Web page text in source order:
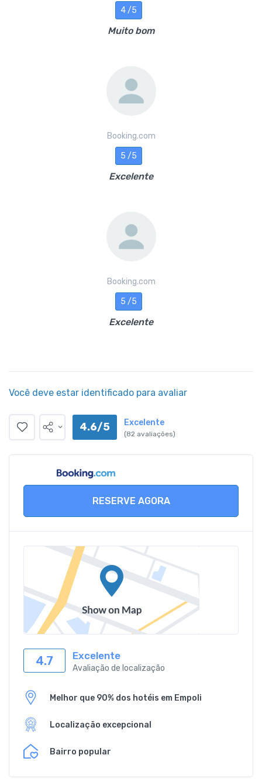
4 /5
Muito bom
Booking.com
5 /5
Excelente
Booking.com
5 /5
Excelente
Você deve estar identificado para avaliar
4.6/5 Excelente
(82 avaliações)
RESERVE AGORA
4.7 Excelente
Avaliação de localização
Melhor que 90% dos hotéis em Empoli
Localização excepcional
Bairro popular